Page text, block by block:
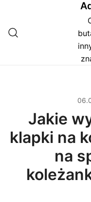
treści
Jakie
klapki na
na